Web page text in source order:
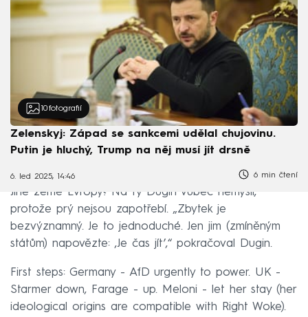
10 fotografií
Zelenskyj: Západ se sankcemi udělal chujovinu.
Putin je hluchý, Trump na něj musí jít drsně
6. led 2025, 14:46 6 min čtení
Jiné země Evropy? Na ty Dugin vůbec nemyslí,
protože prý nejsou zapotřebí. „Zbytek je
bezvýznamný. Je to jednoduché. Jen jim (zmíněným
státům) napovězte: ‚Je čas jít’,“ pokračoval Dugin.
First steps: Germany - AfD urgently to power. UK -
Starmer down, Farage - up. Meloni - let her stay (her
ideological origins are compatible with Right Woke).